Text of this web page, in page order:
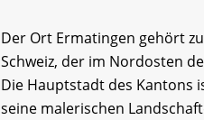
Der Ort Ermatingen gehört
Schweiz, der im Nordosten
Die Hauptstadt des Kantons
seine malerischen